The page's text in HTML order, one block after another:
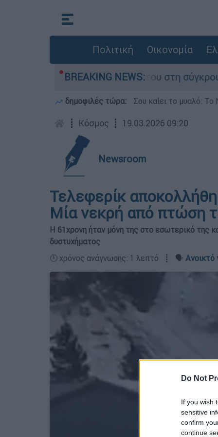
Do Not
If you wish
sensitive
confirm
continue
Πολιτική Οικονομία
BREAKING NEWS:
που έχασε τη ζωή του στη σύγκρουση
δημοφιλές τώρα: Σου καίει το μυαλό:
┋ Κόσμος ┋ 19.03.2026 09:20
Newsroom
Τελεφερίκ
Μία νεκρή από πτώση
Η 61χρονη ήταν μόνη της στο εσωτερικό της
δυστυχήματος
🕛 χρόνος ανάγνωσης: 1 λεπτό ┋ 🗣️ Ανοικτό